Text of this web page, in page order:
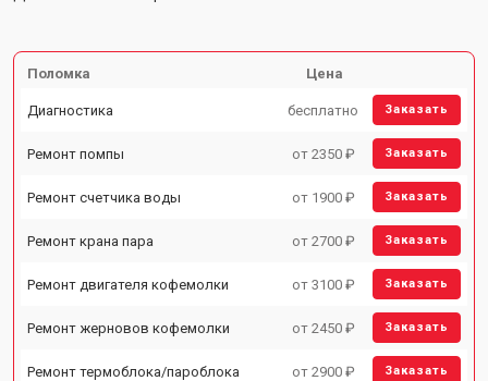
Поломка Цена
Диагностика бесплатно Заказать
Ремонт помпы от 2350 ₽ Заказать
Ремонт счетчика воды от 1900 ₽ Заказать
Ремонт крана пара от 2700 ₽ Заказать
Ремонт двигателя кофемолки от 3100 ₽ Заказать
Ремонт жерновов кофемолки от 2450 ₽ Заказать
Ремонт термоблока/пароблока от 2900 ₽ Заказать